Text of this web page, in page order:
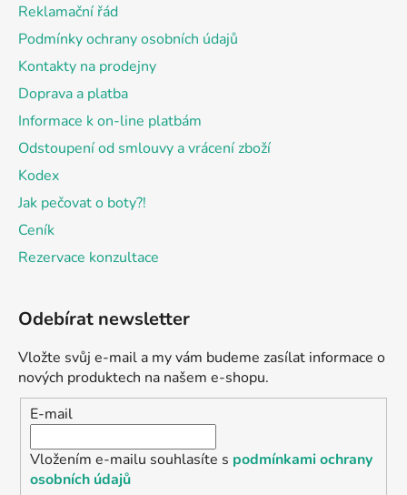
Reklamační řád
Podmínky ochrany osobních údajů
Kontakty na prodejny
Doprava a platba
Informace k on-line platbám
Odstoupení od smlouvy a vrácení zboží
Kodex
Jak pečovat o boty?!
Ceník
Rezervace konzultace
Odebírat newsletter
Vložte svůj e-mail a my vám budeme zasílat informace o
nových produktech na našem e-shopu.
E-mail
Vložením e-mailu souhlasíte s podmínkami ochrany
osobních údajů